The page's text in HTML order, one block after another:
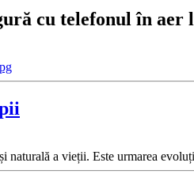
cu telefonul în aer
naturală a vieții. Este urmarea